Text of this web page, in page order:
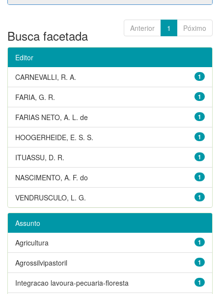
Anterior 1 Póximo
Busca facetada
Editor
1
CARNEVALLI, R. A.
1
FARIA, G. R.
1
FARIAS NETO, A. L. de
1
HOOGERHEIDE, E. S. S.
1
ITUASSU, D. R.
1
NASCIMENTO, A. F. do
1
VENDRUSCULO, L. G.
Assunto
1
Agricultura
1
Agrossilvipastoril
1
Integracao lavoura-pecuaria-floresta